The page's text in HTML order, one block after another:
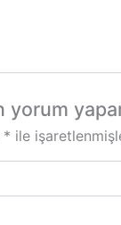
yorum
* ile